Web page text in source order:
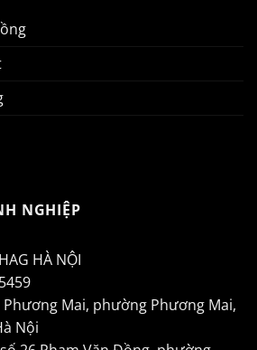
NGHIỆP
HÀ NỘI
Mai, phường Phương Mai,
Nội